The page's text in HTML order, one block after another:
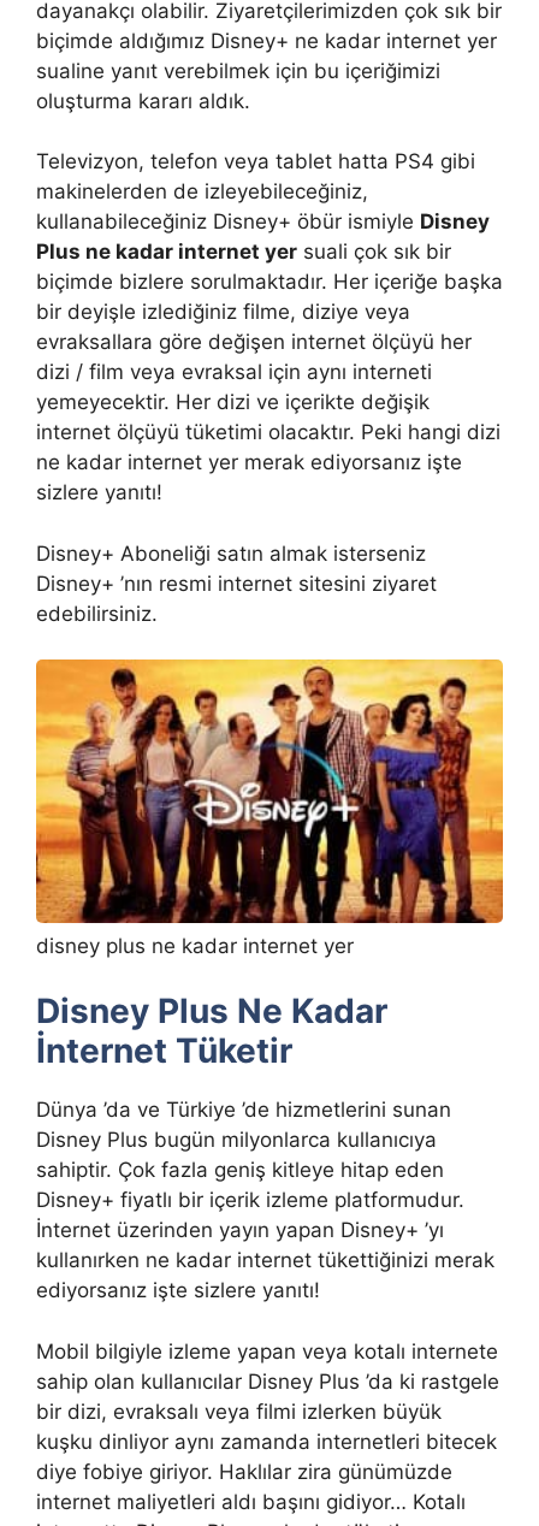
dayanakçı olabilir. Ziyaretçilerimizden çok sık bir
biçimde aldığımız Disney+ ne kadar internet yer
sualine yanıt verebilmek için bu içeriğimizi
oluşturma kararı aldık.
Televizyon, telefon veya tablet hatta PS4 gibi
makinelerden de izleyebileceğiniz,
kullanabileceğiniz Disney+ öbür ismiyle Disney
Plus ne kadar internet yer suali çok sık bir
biçimde bizlere sorulmaktadır. Her içeriğe başka
bir deyişle izlediğiniz filme, diziye veya
evraksallara göre değişen internet ölçüyü her
dizi / film veya evraksal için aynı interneti
yemeyecektir. Her dizi ve içerikte değişik
internet ölçüyü tüketimi olacaktır. Peki hangi dizi
ne kadar internet yer merak ediyorsanız işte
sizlere yanıtı!
Disney+ Aboneliği satın almak isterseniz
Disney+ ’nın resmi internet sitesini ziyaret
edebilirsiniz.
disney plus ne kadar internet yer
Disney Plus Ne Kadar
İnternet Tüketir
Dünya ’da ve Türkiye ’de hizmetlerini sunan
Disney Plus bugün milyonlarca kullanıcıya
sahiptir. Çok fazla geniş kitleye hitap eden
Disney+ fiyatlı bir içerik izleme platformudur.
İnternet üzerinden yayın yapan Disney+ ’yı
kullanırken ne kadar internet tükettiğinizi merak
ediyorsanız işte sizlere yanıtı!
Mobil bilgiyle izleme yapan veya kotalı internete
sahip olan kullanıcılar Disney Plus ’da ki rastgele
bir dizi, evraksalı veya filmi izlerken büyük
kuşku dinliyor aynı zamanda internetleri bitecek
diye fobiye giriyor. Haklılar zira günümüzde
internet maliyetleri aldı başını gidiyor… Kotalı